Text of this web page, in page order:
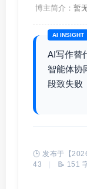
博主简介： 暂
AI INSIGHT
AI写作替
智能体协
段致失败
🕒 发布于【
43
📝 151